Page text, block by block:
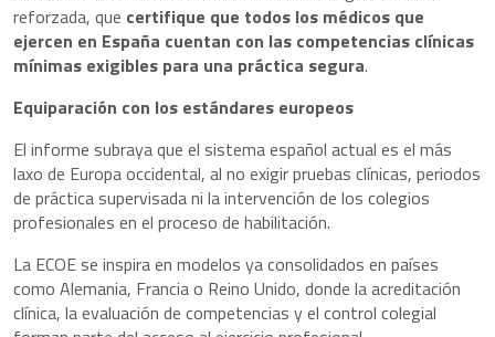
reforzada, que certifique que todos los médicos que
ejercen en España cuentan con las competencias clínicas
mínimas exigibles para una práctica segura.
Equiparación con los estándares europeos
El informe subraya que el sistema español actual es el más
laxo de Europa occidental, al no exigir pruebas clínicas, periodos
de práctica supervisada ni la intervención de los colegios
profesionales en el proceso de habilitación.
La ECOE se inspira en modelos ya consolidados en países
como Alemania, Francia o Reino Unido, donde la acreditación
clínica, la evaluación de competencias y el control colegial